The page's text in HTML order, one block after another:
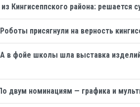
Кингисеппского района: решается
присягнули на верность
в фойе школы шла выставка
двум номинациям — графика и